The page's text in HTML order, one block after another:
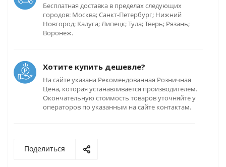
Бесплатная доставка в пределах следующих
городов: Москва; Санкт-Петербург; Нижний
Новгород; Калуга; Липецк; Тула; Тверь; Рязань;
Воронеж.
Хотите купить дешевле?
На сайте указана Рекомендованная Розничная
Цена, которая устанавливается производителем.
Окончательную стоимость товаров уточняйте у
операторов по указанным на сайте контактам.
Поделиться